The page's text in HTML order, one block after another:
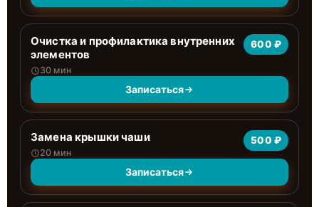
Очистка и профилактика внутренних
элементов
30 мин
600 ₽
Записаться
Замена крышки чаши
20 мин
500 ₽
Записаться